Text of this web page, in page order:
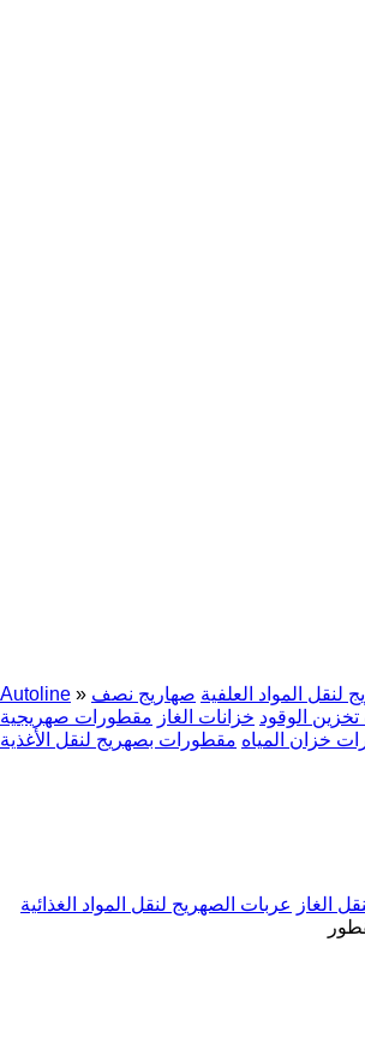
Autoline » لنقل المواد العلفية صهاريج نصف
الوقود خزانات الغاز مقطورات صهريجية
خزان المياه مقطورات بصهريج لنقل الأغذية
الغاز عربات الصهريج لنقل المواد الغذائية